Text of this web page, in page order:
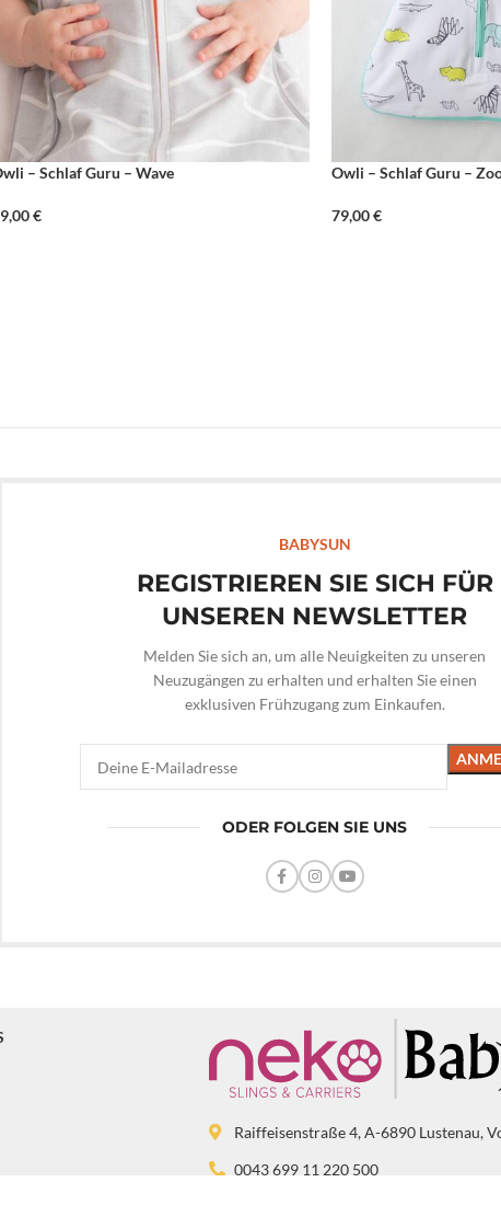
– Schlaf Guru – Wave
€
Owli – Schlaf Guru –
79,00€
BABYSUN
REGISTRIEREN SIE SICH FÜR
UNSEREN NEWSLETTER
Melden Sie sich an, um alle Neuigkeiten zu unseren
Neuzugängen zu erhalten und erhalten Sie einen
exklusiven Frühzugang zum Einkaufen.
ODER FOLGEN SIE UNS
Raiffeisenstraße 4, A-6890 Lustenau,
0043 699 11 220 500